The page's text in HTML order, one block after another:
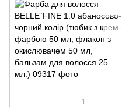
для волосся 25 мл.)
1